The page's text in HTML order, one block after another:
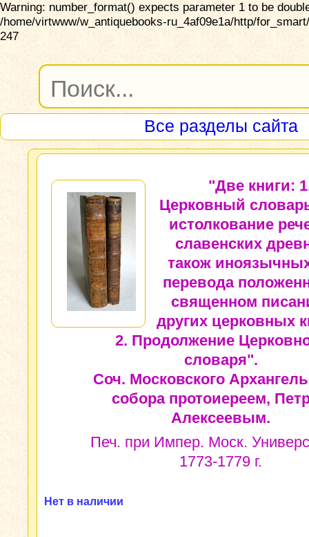
Warning: number_format() expects parameter 1 to be
/home/virtwww/w_antiquebooks-ru_4af09e1a/http/
247
Все разделы сайта
"Две книги:
Церковный
истолкование
славенских
також
перевода
священном
других церковных
2. Продолжение
словаря".
Соч. Московского
собора протоиереем,
Алексеевым.
Печ. при Импер. Моск.
1773-1779 г.
Нет в наличии